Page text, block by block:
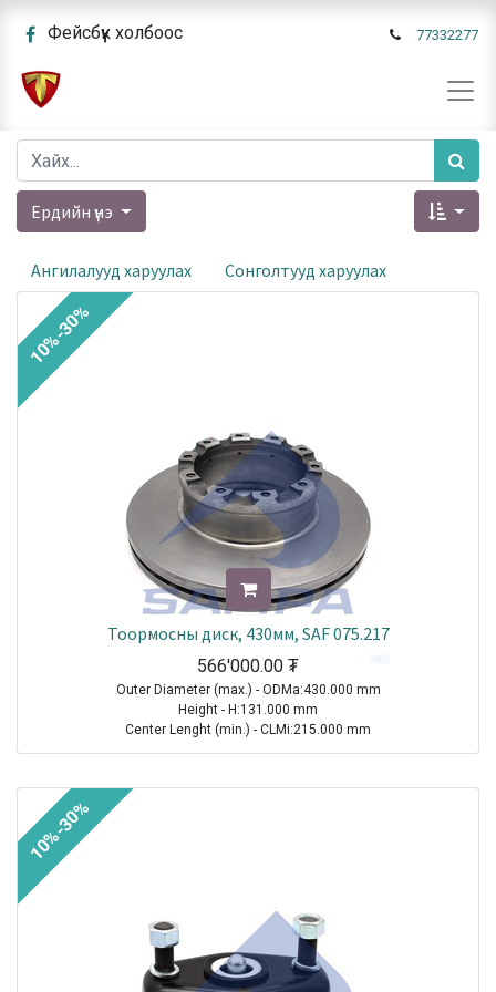
Фейсбүүк холбоос 77332277
Ердийн үнэ
Ангилалууд харуулах Сонголтууд харуулах
Тоормосны диск, 430мм, SAF 075.217
566'000.00 ₮
Outer Diameter (max.) - ODMa:430.000 mm
Height - H:131.000 mm
Center Lenght (min.) - CLMi:215.000 mm
Thread Size (Min.) - TSMi:M14X1.5
TRAILER|SAF|B9-22|1970-2021
10%-30%
10%-30%